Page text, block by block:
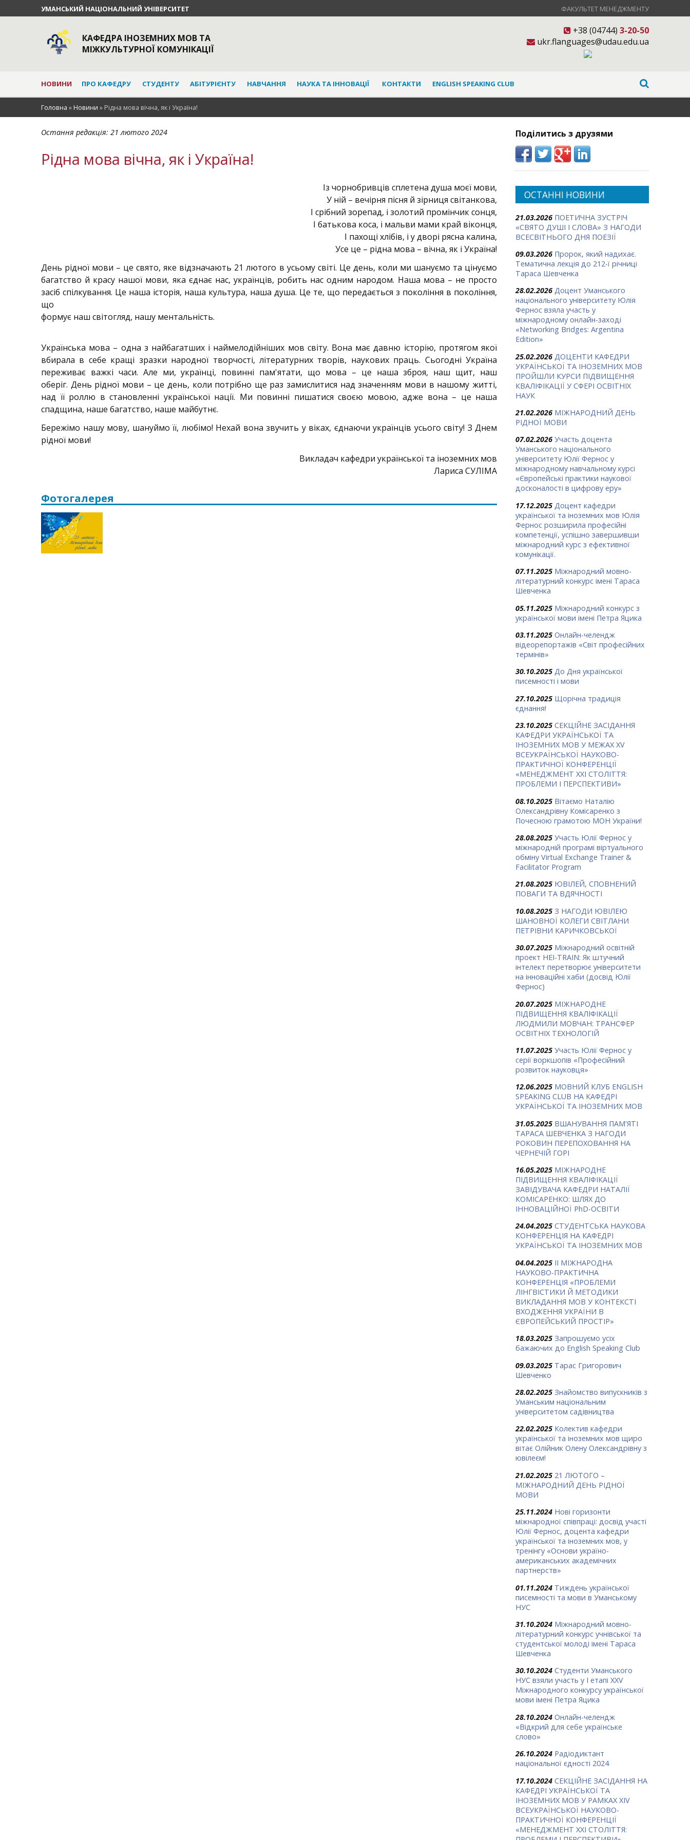
УМАНСЬКИЙ НАЦІОНАЛЬНИЙ УНІВЕРСИТЕТ ФАКУЛЬТЕТ МЕНЕДЖМЕНТУ
КАФЕДРА ІНОЗЕМНИХ МОВ ТА
МІЖКУЛЬТУРНОЇ КОМУНІКАЦІЇ
+38 (04744) 3-20-50
ukr.flanguages@udau.edu.ua
НОВИНИ ПРО КАФЕДРУ СТУДЕНТУ АБІТУРІЄНТУ НАВЧАННЯ НАУКА ТА ІННОВАЦІЇ КОНТАКТИ ENGLISH SPEAKING CLUB
Головна »Новини » Рідна мова вічна, як і Україна!
Остання редакція: 21 лютого 2024
Рідна мова вічна, як і Україна!
Із чорнобривців сплетена душа моєї мови,
У ній – вечірня пісня й зірниця світанкова,
І срібний зорепад, і золотий промінчик сонця,
І батькова коса, і мальви мами край віконця,
І пахощі хлібів, і у дворі рясна калина,
Усе це – рідна мова – вічна, як і Україна!
День рідної мови – це свято, яке відзначають 21 лютого в усьому світі. Це день, коли ми шануємо та цінуємо
багатство й красу нашої мови, яка єднає нас, українців, робить нас одним народом. Наша мова – не просто
засіб спілкування. Це наша історія, наша культура, наша душа. Це те, що передається з покоління в покоління,
що
формує наш світогляд, нашу ментальність.
Українська мова – одна з найбагатших і наймелодійніших мов світу. Вона має давню історію, протягом якої
вбирала в себе кращі зразки народної творчості, літературних творів, наукових праць. Сьогодні Україна
переживає важкі часи. Але ми, українці, повинні пам'ятати, що мова – це наша зброя, наш щит, наш
оберіг. День рідної мови – це день, коли потрібно ще раз замислитися над значенням мови в нашому житті,
над її роллю в становленні української нації. Ми повинні пишатися своєю мовою, адже вона – це наша
спадщина, наше багатство, наше майбутнє.
Бережімо нашу мову, шануймо її, любімо! Нехай вона звучить у віках, єднаючи українців усього світу! З Днем
рідної мови!
Викладач кафедри української та іноземних мов
Лариса СУЛІМА
Фотогалерея
Поділитись з друзями
ОСТАННІ НОВИНИ
21.03.2026 ПОЕТИЧНА ЗУСТРІЧ
«СВЯТО ДУШІ І СЛОВА» З НАГОДИ
ВСЕСВІТНЬОГО ДНЯ ПОЕЗІЇ
09.03.2026 Пророк, який надихає.
Тематична лекція до 212-ї річниці
Тараса Шевченка
28.02.2026 Доцент Уманського
національного університету Юлія
Фернос взяла участь у
міжнародному онлайн-заході
«Networking Bridges: Argentina
Edition»
25.02.2026 ДОЦЕНТИ КАФЕДРИ
УКРАЇНСЬКОЇ ТА ІНОЗЕМНИХ МОВ
ПРОЙШЛИ КУРСИ ПІДВИЩЕННЯ
КВАЛІФІКАЦІЇ У СФЕРІ ОСВІТНІХ
НАУК
21.02.2026 МІЖНАРОДНИЙ ДЕНЬ
РІДНОЇ МОВИ
07.02.2026 Участь доцента
Уманського національного
університету Юлії Фернос у
міжнародному навчальному курсі
«Європейські практики наукової
досконалості в цифрову еру»
17.12.2025 Доцент кафедри
української та іноземних мов Юлія
Фернос розширила професійні
компетенції, успішно завершивши
міжнародний курс з ефективної
комунікації.
07.11.2025 Міжнародний мовно-
літературний конкурс імені Тараса
Шевченка
05.11.2025 Міжнародний конкурс з
української мови імені Петра Яцика
03.11.2025 Онлайн-челендж
відеорепортажів «Світ професійних
термінів»
30.10.2025 До Дня української
писемності і мови
27.10.2025 Щорічна традиція
єднання!
23.10.2025 СЕКЦІЙНЕ ЗАСІДАННЯ
КАФЕДРИ УКРАЇНСЬКОЇ ТА
ІНОЗЕМНИХ МОВ У МЕЖАХ ХV
ВСЕУКРАЇНСЬКОЇ НАУКОВО-
ПРАКТИЧНОЇ КОНФЕРЕНЦІЇ
«МЕНЕДЖМЕНТ XXI СТОЛІТТЯ:
ПРОБЛЕМИ І ПЕРСПЕКТИВИ»
08.10.2025 Вітаємо Наталію
Олександрівну Комісаренко з
Почесною грамотою МОН України!
28.08.2025 Участь Юлії Фернос у
міжнародній програмі віртуального
обміну Virtual Exchange Trainer &
Facilitator Program
21.08.2025 ЮВІЛЕЙ, СПОВНЕНИЙ
ПОВАГИ ТА ВДЯЧНОСТІ
10.08.2025 З НАГОДИ ЮВІЛЕЮ
ШАНОВНОЇ КОЛЕГИ СВІТЛАНИ
ПЕТРІВНИ КАРИЧКОВСЬКОЇ
30.07.2025 Міжнародний освітній
проект HEI-TRAIN: Як штучний
інтелект перетворює університети
на інноваційні хаби (досвід Юлії
Фернос)
20.07.2025 МІЖНАРОДНЕ
ПІДВИЩЕННЯ КВАЛІФІКАЦІЇ
ЛЮДМИЛИ МОВЧАН: ТРАНСФЕР
ОСВІТНІХ ТЕХНОЛОГІЙ
11.07.2025 Участь Юлії Фернос у
серії воркшопів «Професійний
розвиток науковця»
12.06.2025 МОВНИЙ КЛУБ ENGLISH
SPEAKING CLUB НА КАФЕДРІ
УКРАЇНСЬКОЇ ТА ІНОЗЕМНИХ МОВ
31.05.2025 ВШАНУВАННЯ ПАМ'ЯТІ
ТАРАСА ШЕВЧЕНКА З НАГОДИ
РОКОВИН ПЕРЕПОХОВАННЯ НА
ЧЕРНЕЧІЙ ГОРІ
16.05.2025 МІЖНАРОДНЕ
ПІДВИЩЕННЯ КВАЛІФІКАЦІЇ
ЗАВІДУВАЧА КАФЕДРИ НАТАЛІЇ
КОМІСАРЕНКО: ШЛЯХ ДО
ІННОВАЦІЙНОЇ PhD-ОСВІТИ
24.04.2025 СТУДЕНТСЬКА НАУКОВА
КОНФЕРЕНЦІЯ НА КАФЕДРІ
УКРАЇНСЬКОЇ ТА ІНОЗЕМНИХ МОВ
04.04.2025 ІІ МІЖНАРОДНА
НАУКОВО-ПРАКТИЧНА
КОНФЕРЕНЦІЯ «ПРОБЛЕМИ
ЛІНГВІСТИКИ Й МЕТОДИКИ
ВИКЛАДАННЯ МОВ У КОНТЕКСТІ
ВХОДЖЕННЯ УКРАЇНИ В
ЄВРОПЕЙСЬКИЙ ПРОСТІР»
18.03.2025 Запрошуємо усіх
бажаючих до English Speaking Club
09.03.2025 Тарас Григорович
Шевченко
28.02.2025 Знайомство випускників з
Уманським національним
університетом садівництва
22.02.2025 Колектив кафедри
української та іноземних мов щиро
вітає Олійник Олену Олександрівну з
ювілеєм!
21.02.2025 21 ЛЮТОГО –
МІЖНАРОДНИЙ ДЕНЬ РІДНОЇ
МОВИ
25.11.2024 Нові горизонти
міжнародної співпраці: досвід участі
Юлії Фернос, доцента кафедри
української та іноземних мов, у
тренінгу «Основи україно-
американських академічних
партнерств»
01.11.2024 Тиждень української
писемності та мови в Уманському
НУС
31.10.2024 Міжнародний мовно-
літературний конкурс учнівської та
студентської молоді імені Тараса
Шевченка
30.10.2024 Студенти Уманського
НУС взяли участь у І етапі ХХV
Міжнародного конкурсу української
мови імені Петра Яцика
28.10.2024 Онлайн-челендж
«Відкрий для себе українське
слово»
26.10.2024 Радіодиктант
національної єдності 2024
17.10.2024 СЕКЦІЙНЕ ЗАСІДАННЯ НА
КАФЕДРІ УКРАЇНСЬКОЇ ТА
ІНОЗЕМНИХ МОВ У РАМКАХ ХIV
ВСЕУКРАЇНСЬКОЇ НАУКОВО-
ПРАКТИЧНОЇ КОНФЕРЕНЦІЇ
«МЕНЕДЖМЕНТ ХХІ СТОЛІТТЯ: